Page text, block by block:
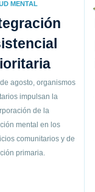
MENTAL
agosto, organismos
impulsan la
de la
mental en los
comunitarios y de
primaria.